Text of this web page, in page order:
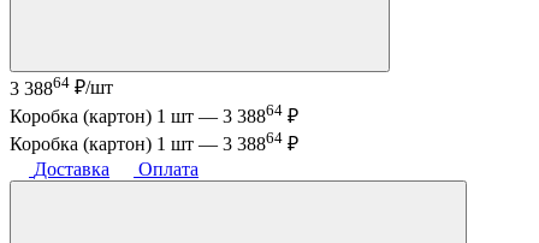
3 38864 ₽/шт
Коробка (картон) 1 шт — 3 38864 ₽
Коробка (картон) 1 шт — 3 38864 ₽
Доставка
Оплата